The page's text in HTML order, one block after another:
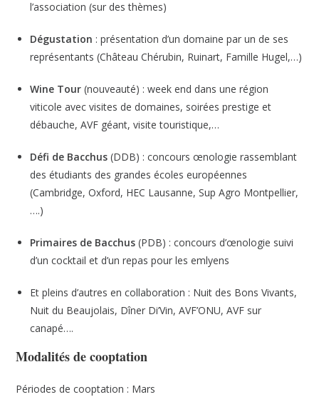
l’association (sur des thèmes)
Dégustation : présentation d’un domaine par un de ses
représentants (Château Chérubin, Ruinart, Famille Hugel,…)
Wine Tour (nouveauté) : week end dans une région
viticole avec visites de domaines, soirées prestige et
débauche, AVF géant, visite touristique,…
Défi de Bacchus (DDB) : concours œnologie rassemblant
des étudiants des grandes écoles européennes
(Cambridge, Oxford, HEC Lausanne, Sup Agro Montpellier,
….)
Primaires de Bacchus(PDB) : concours d’œnologie suivi
d’un cocktail et d’un repas pour les emlyens
Et pleins d’autres en collaboration : Nuit des Bons Vivants,
Nuit du Beaujolais, Dîner Di’Vin, AVF’ONU, AVF sur
canapé….
Modalités de cooptation
Périodes de cooptation : Mars